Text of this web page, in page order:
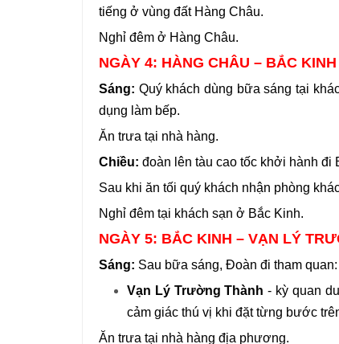
tiếng ở vùng đất Hàng Châu.
Nghỉ đêm ở Hàng Châu.
NGÀY 4: HÀNG CHÂU – BẮC KINH
Sáng: Quý khách dùng bữa sáng tại
dụng làm bếp.
Ăn trưa tại nhà hàng.
Chiều: đoàn lên tàu cao tốc khởi hành đi
Sau khi ăn tối quý khách nhận phòng
Nghỉ đêm tại khách sạn ở Bắc Kinh.
NGÀY 5: BẮC KINH – VẠN LÝ
Sáng: Sau bữa sáng, Đoàn đi tham quan:
Vạn Lý Trường Thành- kỳ quan
cảm giác thú vị khi đặt từng bước
Ăn trưa tại nhà hàng địa phương.